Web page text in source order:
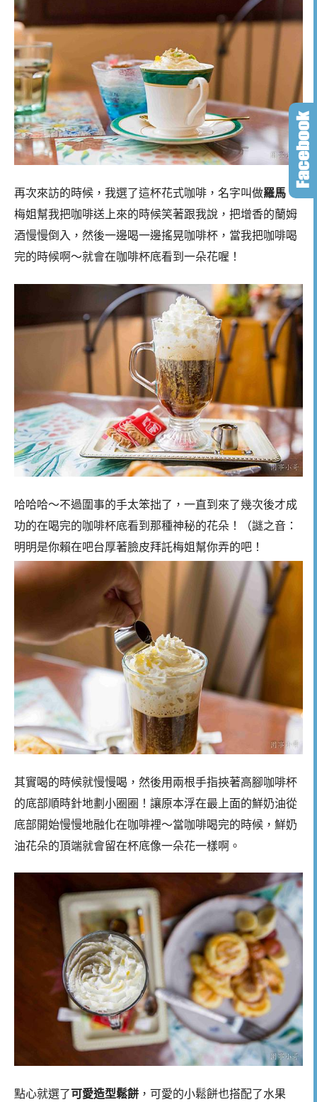
再次來訪的時候，我選了這杯花式咖啡，名字叫做羅馬 。
梅姐幫我把咖啡送上來的時候笑著跟我說，把增香的蘭姆
酒慢慢倒入，然後一邊喝一邊搖晃咖啡杯，當我把咖啡喝
完的時候啊～就會在咖啡杯底看到一朵花喔！
哈哈哈～不過圍事的手太笨拙了，一直到來了幾次後才成
功的在喝完的咖啡杯底看到那種神秘的花朵！（謎之音：
明明是你賴在吧台厚著臉皮拜託梅姐幫你弄的吧！
其實喝的時候就慢慢喝，然後用兩根手指挾著高腳咖啡杯
的底部順時針地劃小圈圈！讓原本浮在最上面的鮮奶油從
底部開始慢慢地融化在咖啡裡～當咖啡喝完的時候，鮮奶
油花朵的頂端就會留在杯底像一朵花一樣啊。
點心就選了可愛造型鬆餅 ，可愛的小鬆餅也搭配了水果